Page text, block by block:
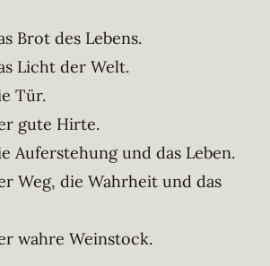
Brot des Lebens.
Licht der Welt.
Tür.
gute Hirte.
Auferstehung und das Leben.
Weg, die Wahrheit und das
wahre Weinstock.